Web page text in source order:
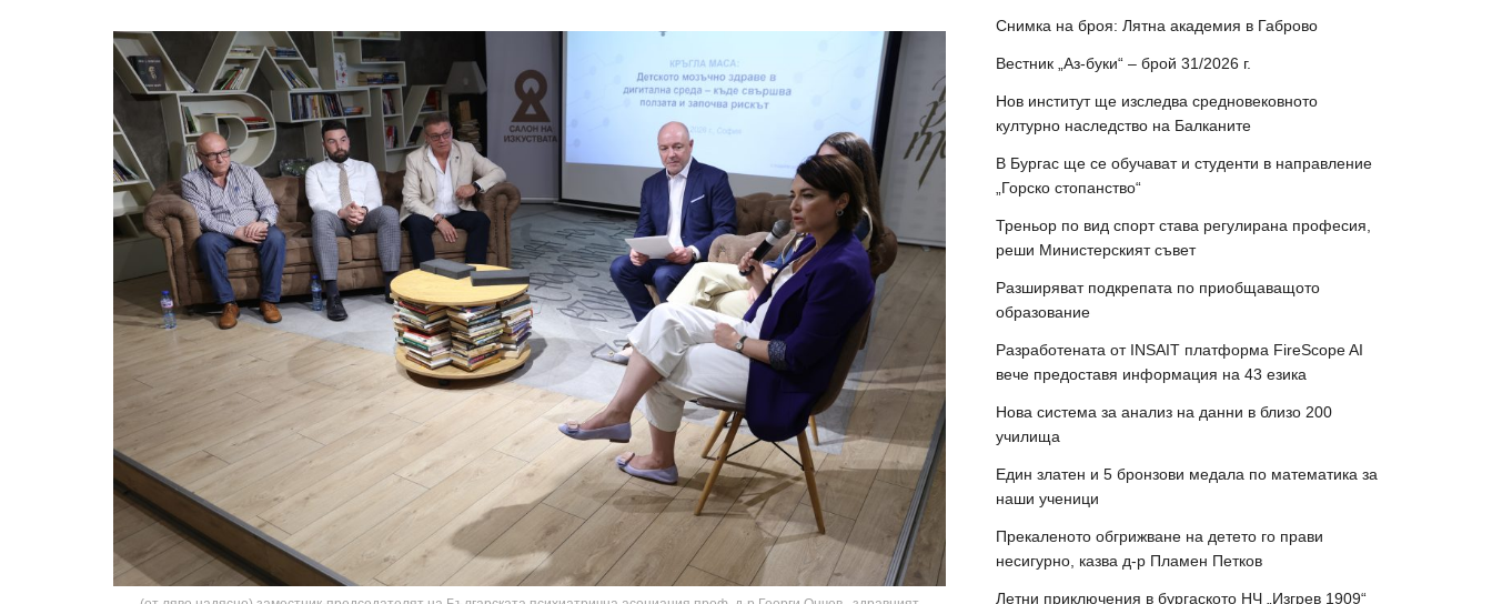
Снимка на броя: Лятна академия в Габрово
Вестник „Аз-буки“ – брой 31/2026 г.
Нов институт ще изследва средновековното
културно наследство на Балканите
В Бургас ще се обучават и студенти в направление
„Горско стопанство“
Треньор по вид спорт става регулирана професия,
реши Министерският съвет
Разширяват подкрепата по приобщаващото
образование
Разработената от INSAIT платформа FireScope AI
вече предоставя информация на 43 езика
Нова система за анализ на данни в близо 200
училища
Един златен и 5 бронзови медала по математика за
наши ученици
Прекаленото обгрижване на детето го прави
несигурно, казва д-р Пламен Петков
Летни приключения в бургаското НЧ „Изгрев 1909“